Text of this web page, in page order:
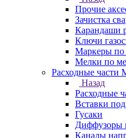
Прочие
Зачистка
Карандаши
Ключи
Маркеры по
Мелки по
Расходные части
Назад
Расходные
Вставки
Гусаки
Диффузоры
Каналы